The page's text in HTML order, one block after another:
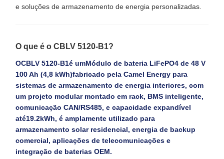
e soluções de armazenamento de energia personalizadas.
O que é o CBLV 5120-B1?
OCBLV 5120-B1é umMódulo de bateria LiFePO4 de 48 V
100 Ah (4,8 kWh)fabricado pela Camel Energy para
sistemas de armazenamento de energia interiores, com
um projeto modular montado em rack, BMS inteligente,
comunicação CAN/RS485, e capacidade expandível
até19.2kWh, é amplamente utilizado para
armazenamento solar residencial, energia de backup
comercial, aplicações de telecomunicações e
integração de baterias OEM.